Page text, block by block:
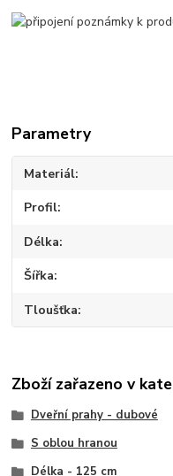
Parametry
Materiál
Profil
Délka
Šířka
Tloušťka
Zboží zařazeno v
Dveřní prahy - dubové
S oblou hranou
Délka - 125 cm